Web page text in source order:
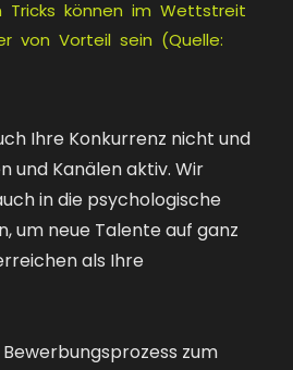
Tricks können im Wettstreit
von Vorteil sein (Quelle:
Ihre Konkurrenz nicht und
und Kanälen aktiv. Wir
in die psychologische
um neue Talente auf ganz
als Ihre
zum